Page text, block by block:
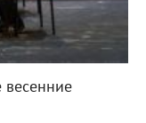
весенние